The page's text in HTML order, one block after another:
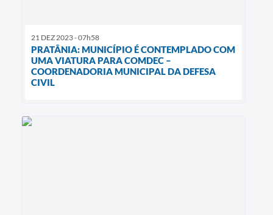
21 DEZ 2023 - 07h58
PRATÂNIA: MUNICÍPIO É CONTEMPLADO COM
UMA VIATURA PARA COMDEC –
COORDENADORIA MUNICIPAL DA DEFESA
CIVIL